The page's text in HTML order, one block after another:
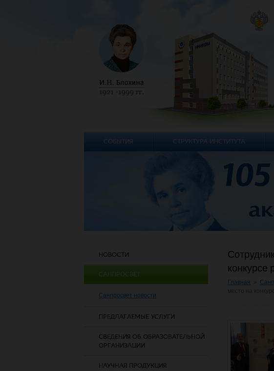
НОВОСТИ
САНПРОСВЕТ
Санпросвет новости
ПРЕДЛАГАЕМЫЕ УСЛУГИ
СВЕДЕНИЯ ОБ ОБРАЗОВАТЕЛЬНОЙ
ОРГАНИЗАЦИИ
НАУЧНАЯ ПРОДУКЦИЯ
конкурсе
Главная
СОБЫТИЯ СТРУКТУРА ИНСТИТУТА